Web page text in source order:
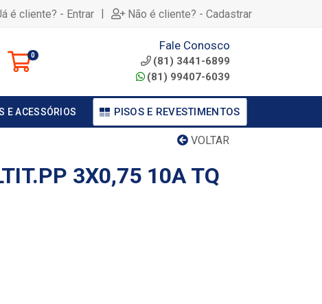
é cliente? - Entrar | Não é cliente? - Cadastrar
0
Fale Conosco
(81) 3441-6899
(81) 99407-6039
E ACESSÓRIOS PISOS E REVESTIMENTOS
VOLTAR
3X0,75 10A TQ